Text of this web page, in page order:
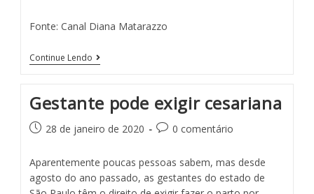
Fonte: Canal Diana Matarazzo
Continue Lendo
Gestante pode exigir cesariana
28 de janeiro de 2020 0 comentário
Aparentemente poucas pes­soas sabem, mas desde
agos­to do ano passado, as gestan­tes do estado de